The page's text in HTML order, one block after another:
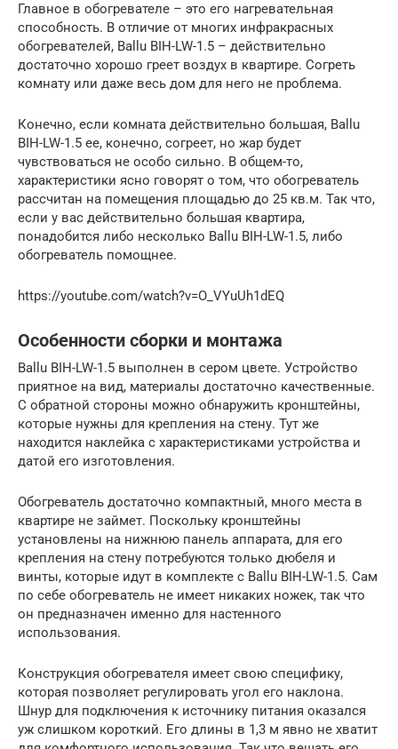
Главное в обогревателе – это его нагревательная
способность. В отличие от многих инфракрасных
обогревателей, Ballu BIH-LW-1.5 – действительно
достаточно хорошо греет воздух в квартире. Согреть
комнату или даже весь дом для него не проблема.
Конечно, если комната действительно большая, Ballu
BIH-LW-1.5 ее, конечно, согреет, но жар будет
чувствоваться не особо сильно. В общем-то,
характеристики ясно говорят о том, что обогреватель
рассчитан на помещения площадью до 25 кв.м. Так что,
если у вас действительно большая квартира,
понадобится либо несколько Ballu BIH-LW-1.5, либо
обогреватель помощнее.
https://youtube.com/watch?v=O_VYuUh1dEQ
Особенности сборки и монтажа
Ballu BIH-LW-1.5 выполнен в сером цвете. Устройство
приятное на вид, материалы достаточно качественные.
С обратной стороны можно обнаружить кронштейны,
которые нужны для крепления на стену. Тут же
находится наклейка с характеристиками устройства и
датой его изготовления.
Обогреватель достаточно компактный, много места в
квартире не займет. Поскольку кронштейны
установлены на нижнюю панель аппарата, для его
крепления на стену потребуются только дюбеля и
винты, которые идут в комплекте с Ballu BIH-LW-1.5. Сам
по себе обогреватель не имеет никаких ножек, так что
он предназначен именно для настенного
использования.
Конструкция обогревателя имеет свою специфику,
которая позволяет регулировать угол его наклона.
Шнур для подключения к источнику питания оказался
уж слишком короткий. Его длины в 1,3 м явно не хватит